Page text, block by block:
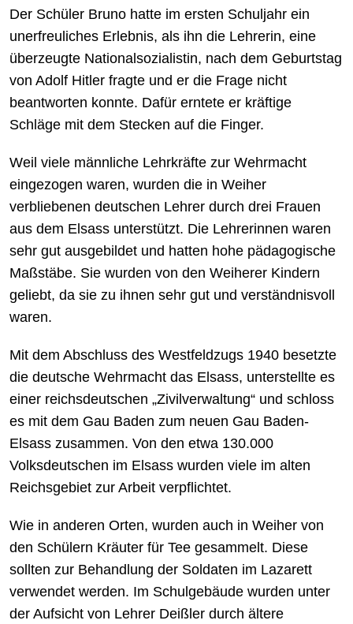
Der Schüler Bruno hatte im ersten Schuljahr ein
unerfreuliches Erlebnis, als ihn die Lehrerin, eine
überzeugte Nationalsozialistin, nach dem Geburtstag
von Adolf Hitler fragte und er die Frage nicht
beantworten konnte. Dafür erntete er kräftige
Schläge mit dem Stecken auf die Finger.
Weil viele männliche Lehrkräfte zur Wehrmacht
eingezogen waren, wurden die in Weiher
verbliebenen deutschen Lehrer durch drei Frauen
aus dem Elsass unterstützt. Die Lehrerinnen waren
sehr gut ausgebildet und hatten hohe pädagogische
Maßstäbe. Sie wurden von den Weiherer Kindern
geliebt, da sie zu ihnen sehr gut und verständnisvoll
waren.
Mit dem Abschluss des Westfeldzugs 1940 besetzte
die deutsche Wehrmacht das Elsass, unterstellte es
einer reichsdeutschen „Zivilverwaltung“ und schloss
es mit dem Gau Baden zum neuen Gau Baden-
Elsass zusammen. Von den etwa 130.000
Volksdeutschen im Elsass wurden viele im alten
Reichsgebiet zur Arbeit verpflichtet.
Wie in anderen Orten, wurden auch in Weiher von
den Schülern Kräuter für Tee gesammelt. Diese
sollten zur Behandlung der Soldaten im Lazarett
verwendet werden. Im Schulgebäude wurden unter
der Aufsicht von Lehrer Deißler durch ältere